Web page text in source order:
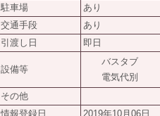
駐車場
あり
交通手段
あり
引渡し日
即日
設備等
バスタブ
電気代別
その他
情報登録日
2019年10月06日